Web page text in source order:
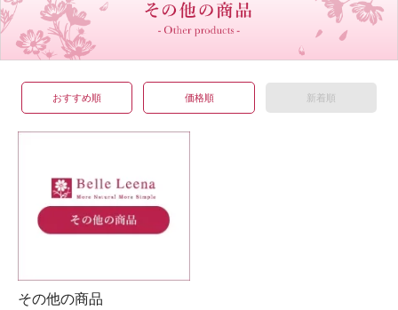
おすすめ順 価格順 新着順
その他の商品